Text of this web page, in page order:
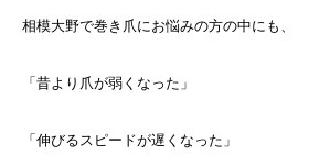
相模大野で巻き爪にお悩みの方の中にも、
「昔より爪が弱くなった」
「伸びるスピードが遅くなった」